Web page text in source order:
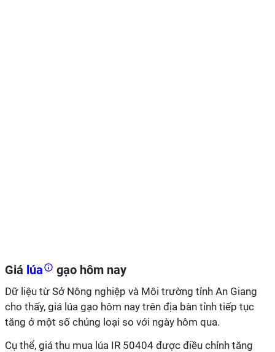
Giá lúa gạo hôm nay
Dữ liệu từ Sở Nông nghiệp và Môi trường tỉnh An Giang
cho thấy, giá lúa gạo hôm nay trên địa bàn tỉnh tiếp tục
tăng ở một số chủng loại so với ngày hôm qua.
Cụ thể, giá thu mua lúa IR 50404 được điều chỉnh tăng